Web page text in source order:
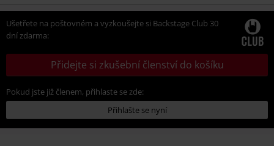
Ušetřete na poštovném a vyzkoušejte si Backstage Club 30
dní zdarma:
Přidejte si zkušební členství do košíku
Pokud jste již členem, přihlaste se zde:
Přihlašte se nyní